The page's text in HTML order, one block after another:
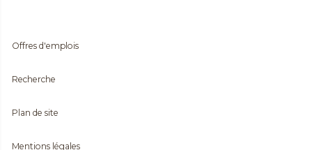
Offres d'emplois
Recherche
Plan de site
Mentions légales